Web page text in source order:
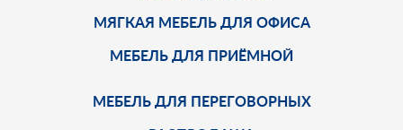
МЯГКАЯ МЕБЕЛЬ ДЛЯ ОФИСА
МЕБЕЛЬ ДЛЯ ПРИЁМНОЙ
МЕБЕЛЬ ДЛЯ ПЕРЕГОВОРНЫХ